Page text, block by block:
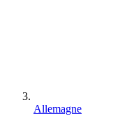
Allemagne